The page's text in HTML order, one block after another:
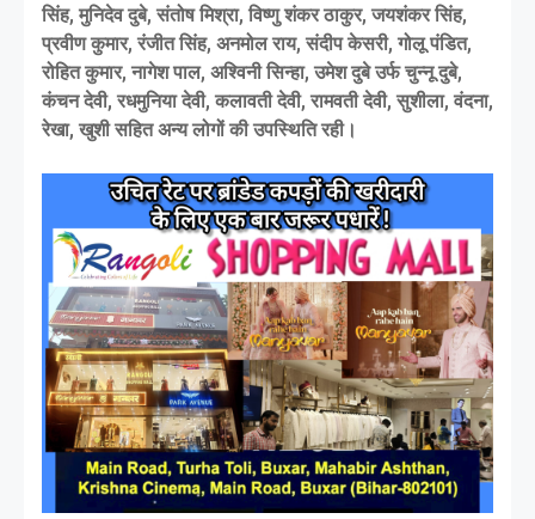
सिंह, मुनिदेव दुबे, संतोष मिश्रा, विष्णु शंकर ठाकुर, जयशंकर सिंह,
प्रवीण कुमार, रंजीत सिंह, अनमोल राय, संदीप केसरी, गोलू पंडित,
रोहित कुमार, नागेश पाल, अश्विनी सिन्हा, उमेश दुबे उर्फ चुन्नू दुबे,
कंचन देवी, रधमुनिया देवी, कलावती देवी, रामवती देवी, सुशीला, वंदना,
रेखा, खुशी सहित अन्य लोगों की उपस्थिति रही।